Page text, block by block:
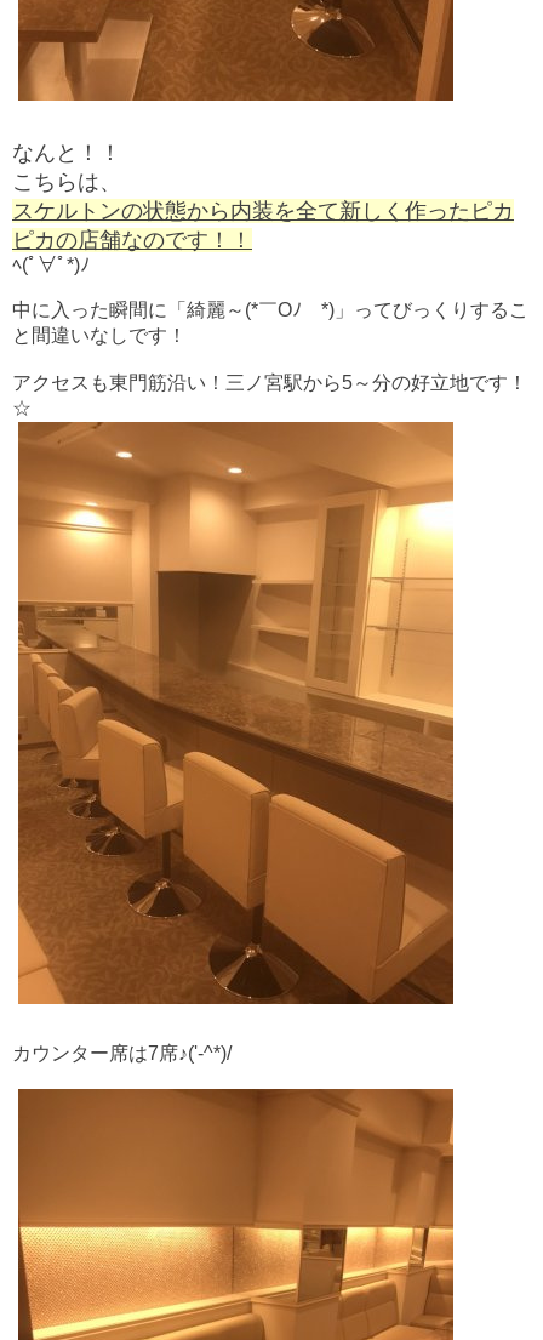
なんと！！
こちらは、
スケルトンの状態から内装を全て新しく作ったピカ
ピカの店舗なのです！！
ﾍ(ﾟ∀ﾟ*)ﾉ
中に入った瞬間に「綺麗～(*￣Oﾉ￣*)」ってびっくりするこ
と間違いなしです！
アクセスも東門筋沿い！三ノ宮駅から5～分の好立地です！
☆
カウンター席は7席♪('-^*)/